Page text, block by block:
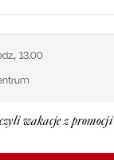
, 13.00
wakacje z promocji